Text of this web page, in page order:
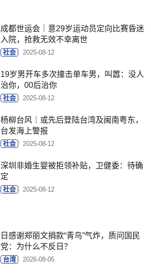
成都世运会｜意29岁运动员定向比赛昏迷
入院，抢救无效不幸离世
社会 2025-08-12
19岁男开车多次撞击单车男，叫嚣：没人
治你，00后治你
社会 2025-08-12
杨柳台风｜或先后登陆台湾及闽南粤东，
台发海上警报
社会 2025-08-12
深圳非婚生婴被拒领补贴，卫健委：待确
定
社会 2025-08-12
日感谢郑丽文捐款“青鸟”气炸，质问国民
党：为什么不反日？
台湾 2026-08-05